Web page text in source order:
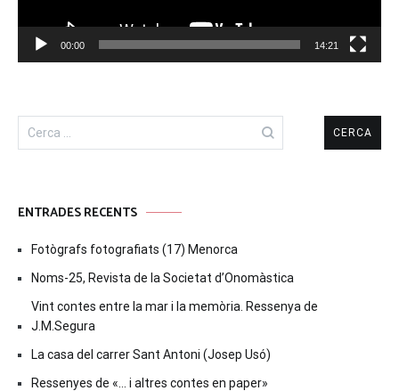
00:00 14:21
ENTRADES RECENTS
Fotògrafs fotografiats (17) Menorca
Noms-25, Revista de la Societat d’Onomàstica
Vint contes entre la mar i la memòria. Ressenya de
J.M.Segura
La casa del carrer Sant Antoni (Josep Usó)
Ressenyes de «… i altres contes en paper»